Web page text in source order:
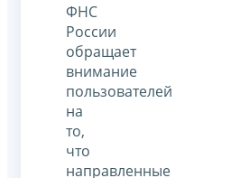
ФНС
России
обращает
внимание
пользователей
на
то,
что
направленные